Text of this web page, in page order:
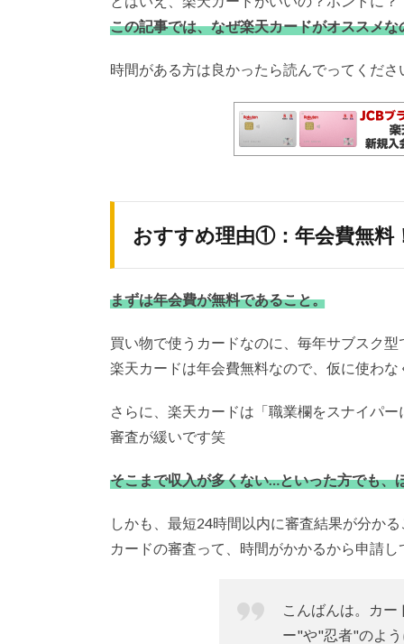
この記事では、なぜ楽天カードがオススメ
時間がある方は良かったら読んでってくださ
おすすめ理由①：年会費無料
まずは年会費が無料であること。
買い物で使うカードなのに、毎年サブスク
楽天カードは年会費無料なので、仮に使わ
さらに、楽天カードは「職業欄をスナイパ
審査が緩いです笑
そこまで収入が多くない…といった方でも、
しかも、最短24時間以内に審査結果が分か
カードの審査って、時間がかかるから申請
こんばんは。カ
ー"や"忍者"のよ